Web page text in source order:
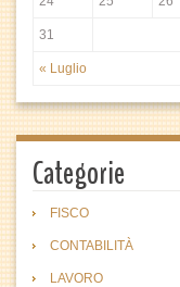
« Luglio
31
Categorie
FISCO
CONTABILITÀ
LAVORO